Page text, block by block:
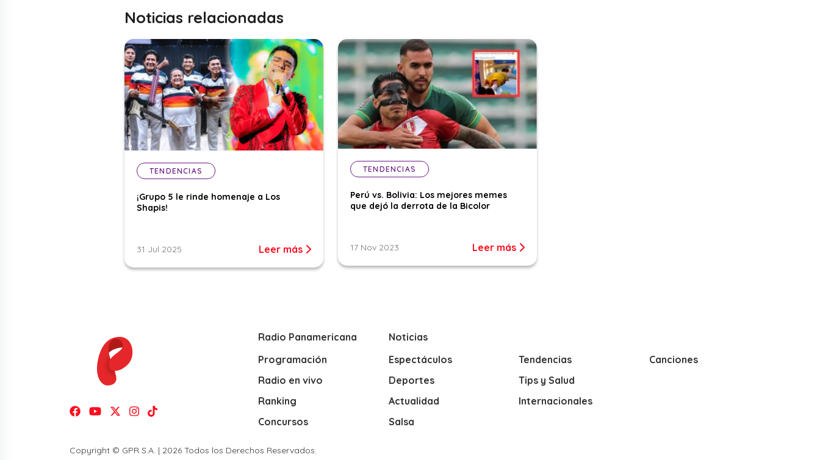
Noticias relacionadas
TENDENCIAS
¡Grupo 5 le rinde homenaje a Los
Shapis!
31 Jul 2025 Leer más
TENDENCIAS
Perú vs. Bolivia: Los mejores memes
que dejó la derrota de la Bicolor
17 Nov 2023 Leer más
Radio Panamericana
Programación
Radio en vivo
Ranking
Concursos
Noticias
Espectáculos
Deportes
Actualidad
Salsa
Tendencias
Tips y Salud
Internacionales
Canciones
Copyright © GPR S.A. | 2026 Todos los Derechos Reservados.